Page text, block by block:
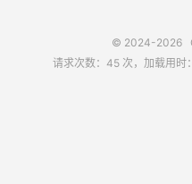
© 2024-2026
请求次数：45 次，加载用